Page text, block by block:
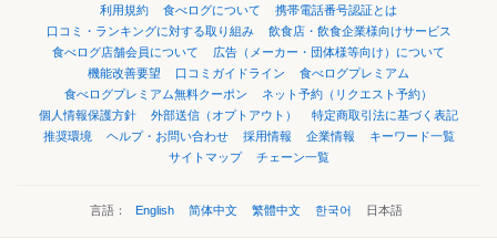
利用規約 食べログについて
携帯電話番号認証とは
口コミ・ランキングに対する取り組み
飲食店・飲食企業様向けサービス
食べログ店舗会員について
広告（メーカー・団体様等向け）について
機能改善要望
口コミガイドライン
食べログプレミアム
食べログプレミアム無料クーポン
ネット予約（リクエスト予約）
個人情報保護方針
外部送信（オプトアウト）
特定商取引法に基づく表記
推奨環境
ヘルプ・お問い合わせ 採用情報 企業情報
キーワード一覧
サイトマップ
チェーン一覧
言語： English 简体中文 繁體中文 한국어 日本語